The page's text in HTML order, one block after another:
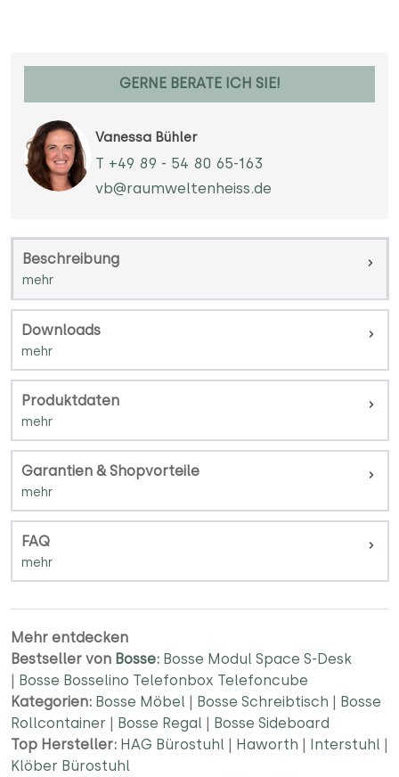
GERNE BERATE ICH SIE!
Vanessa Bühler
T +49 89 - 54 80 65-163
vb@raumweltenheiss.de
Beschreibung
Downloads
Produktdaten
Garantien & Shopvorteile
FAQ
Mehr entdecken
Bestseller von Bosse: Bosse Modul Space S-Desk
| Bosse Bosselino Telefonbox Telefoncube
Kategorien: Bosse Möbel | Bosse Schreibtisch | Bosse
Rollcontainer | Bosse Regal | Bosse Sideboard
Top Hersteller: HAG Bürostuhl | Haworth | Interstuhl |
Klöber Bürostuhl